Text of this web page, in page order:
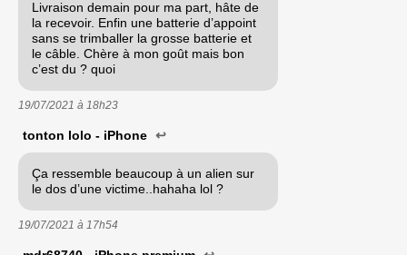
Livraison demain pour ma part, hâte de
la recevoir. Enfin une batterie d’appoint
sans se trimballer la grosse batterie et
le câble. Chère à mon goût mais bon
c’est du ? quoi
19/07/2021 à 18h23
tonton lolo - iPhone ↩
Ça ressemble beaucoup à un alien sur
le dos d’une victime..hahaha lol ?
19/07/2021 à 17h54